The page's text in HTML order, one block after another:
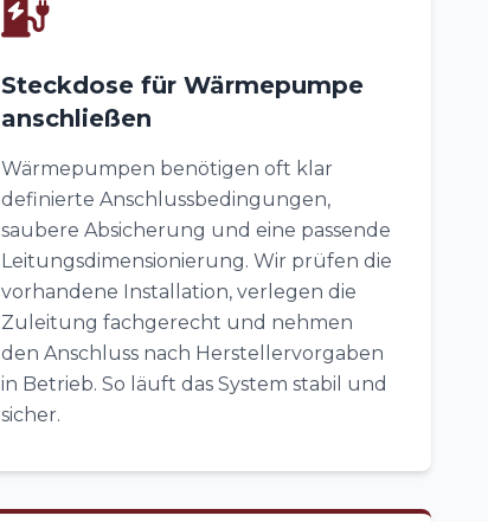
Steckdose für Wärmepumpe
anschließen
Wärmepumpen benötigen oft klar
definierte Anschlussbedingungen,
saubere Absicherung und eine passende
Leitungsdimensionierung. Wir prüfen die
vorhandene Installation, verlegen die
Zuleitung fachgerecht und nehmen
den Anschluss nach Herstellervorgaben
in Betrieb. So läuft das System stabil und
sicher.